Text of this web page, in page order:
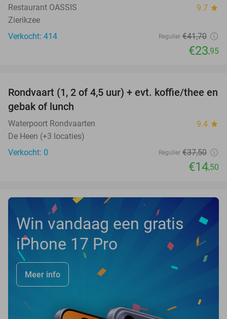
Restaurant OASSIS 9.7 star
Zierikzee
Verkocht: 414
Regulier €41,70
€23,95
61%
TODAY
Rondvaart (1, 2 of 4,5 uur) + evt. koffie/thee en
gebak of lunch
Waterpoort Rondvaarten 9.4 star
De Heen (+3 locaties)
Verkocht: 0
Regulier €37,50
€14,50
Win vandaag een gratis
iPhone 17 Pro
Meer info